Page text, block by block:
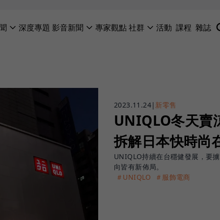
深度專題 影音新聞 專家觀點社群 活動 課程 雜誌
2023.11.24| 新零售
UNIQLO冬天賣
拆解日本快時尚
UNIQLO持續在台穩健發展，要
向皆有新佈局。
＃UNIQLO
＃服飾電商